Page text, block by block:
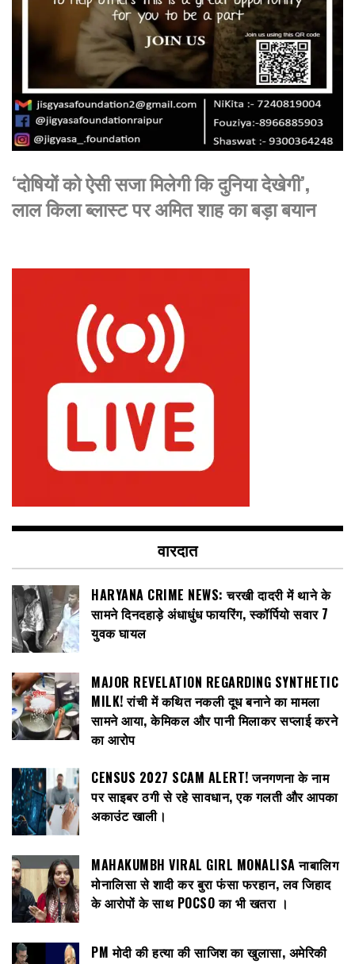
‘दोषियों को ऐसी सजा मिलेगी कि दुनिया देखेगी’,
लाल किला ब्लास्ट पर अमित शाह का बड़ा बयान
वारदात
HARYANA CRIME NEWS: चरखी दादरी में थाने के
सामने दिनदहाड़े अंधाधुंध फायरिंग, स्कॉर्पियो सवार 7
युवक घायल
MAJOR REVELATION REGARDING SYNTHETIC
MILK! रांची में कथित नकली दूध बनाने का मामला
सामने आया, केमिकल और पानी मिलाकर सप्लाई करने
का आरोप
CENSUS 2027 SCAM ALERT! जनगणना के नाम
पर साइबर ठगी से रहे सावधान, एक गलती और आपका
अकाउंट खाली।
MAHAKUMBH VIRAL GIRL MONALISA नाबालिग
मोनालिसा से शादी कर बुरा फंसा फरहान, लव जिहाद
के आरोपों के साथ POCSO का भी खतरा ।
PM मोदी की हत्या की साजिश का खुलासा, अमेरिकी